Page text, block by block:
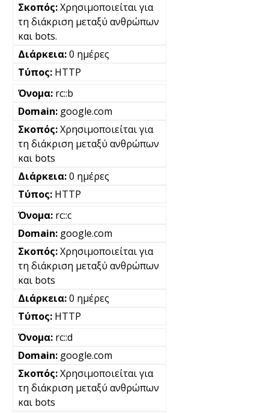
Χρησιμοποιείται για
τη διάκριση μεταξύ ανθρώπων
και bots.
0 ημέρες
HTTP
rc::b
google.com
Χρησιμοποιείται για
τη διάκριση μεταξύ ανθρώπων
και bots
0 ημέρες
HTTP
rc::c
google.com
Χρησιμοποιείται για
τη διάκριση μεταξύ ανθρώπων
και bots
0 ημέρες
HTTP
rc::d
google.com
Χρησιμοποιείται για
τη διάκριση μεταξύ ανθρώπων
και bots